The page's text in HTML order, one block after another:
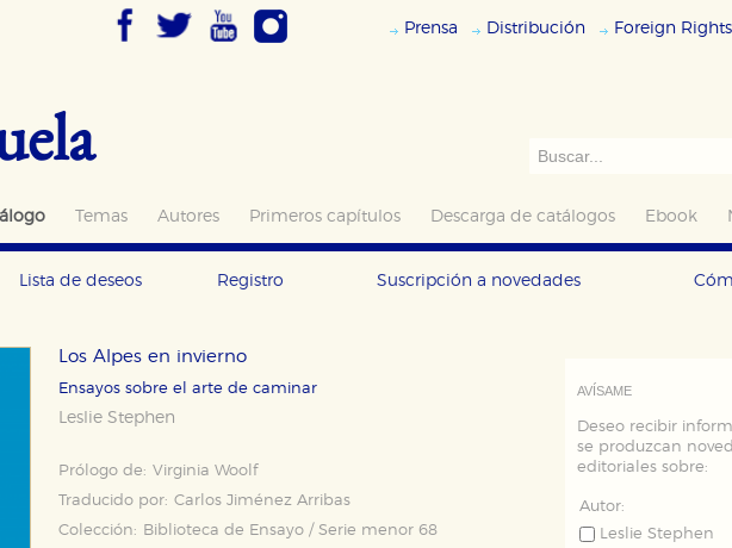
Prensa Distribución Foreign Rights
Temas Autores Primeros capítulos Descarga de catálogos Ebook
Lista de deseos Registro Suscripción a novedades
Los Alpes en invierno
Ensayos sobre el arte de caminar
Leslie Stephen
Prólogo de: Virginia Woolf
Traducido por: Carlos Jiménez Arribas
Colección:
Biblioteca de Ensayo / Serie menor 68
AVÍSAME
Deseo recibir
se produzcan
editoriales sobre:
Autor:
Leslie Stephen